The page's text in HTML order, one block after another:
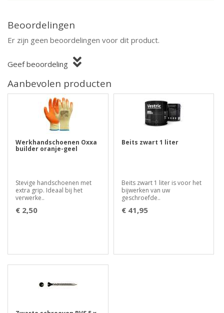
Beoordelingen
Er zijn geen beoordelingen voor dit product.
Geef beoordeling
Aanbevolen producten
Werkhandschoenen Oxxa
builder oranje-geel
Stevige handschoenen met
extra grip. Ideaal bij het
verwerke..
€ 2,50
Beits zwart 1 liter
Beits zwart 1 liter is voor het
bijwerken van uw
geschroefde..
€ 41,95